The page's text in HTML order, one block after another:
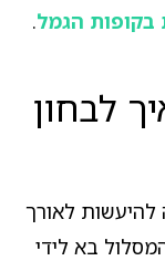
בקופות הגמל.
לבחון
להיעשות לאורך
בא לידי